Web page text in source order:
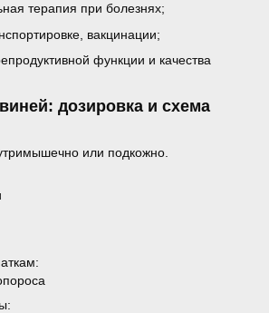
терапия при болезнях;
вакцинации;
функции и качества
дозировка и схема
или подкожно.